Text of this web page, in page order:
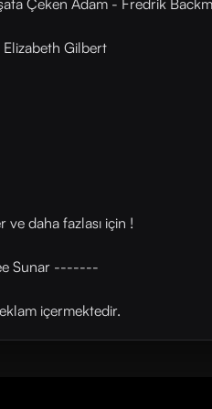
Çeken Adam - Fredrik
Gilbert
ve daha fazlası için !
Sunar -------
içermektedir.